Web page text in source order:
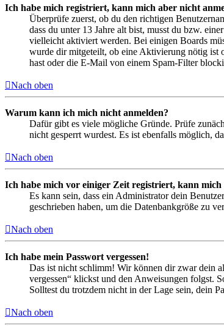
Ich habe mich registriert, kann mich aber nicht
Überprüfe zuerst, ob du den richtigen
dass du unter 13 Jahre alt bist, musst du bzw.
vielleicht aktiviert werden. Bei einigen Boards
wurde dir mitgeteilt, ob eine Aktivierung nötig ist
hast oder die E-Mail von einem Spam-Filter
Nach oben
Warum kann ich mich nicht anmelden?
Dafür gibt es viele mögliche Gründe. Prüfe
nicht gesperrt wurdest. Es ist ebenfalls möglich,
Nach oben
Ich habe mich vor einiger Zeit registriert, kann
Es kann sein, dass ein Administrator dein
geschrieben haben, um die Datenbankgröße zu
Nach oben
Ich habe mein Passwort vergessen!
Das ist nicht schlimm! Wir können dir zwar dein
vergessen“ klickst und den Anweisungen folgst.
Solltest du trotzdem nicht in der Lage sein, dein
Nach oben